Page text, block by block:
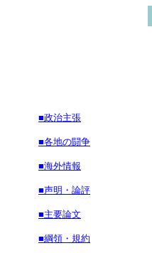
■政治主張
■各地の闘争
■海外情報
■声明・論評
■主要論文
■綱領・規約